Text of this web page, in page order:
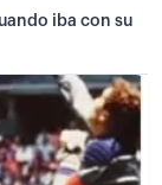
iba con su